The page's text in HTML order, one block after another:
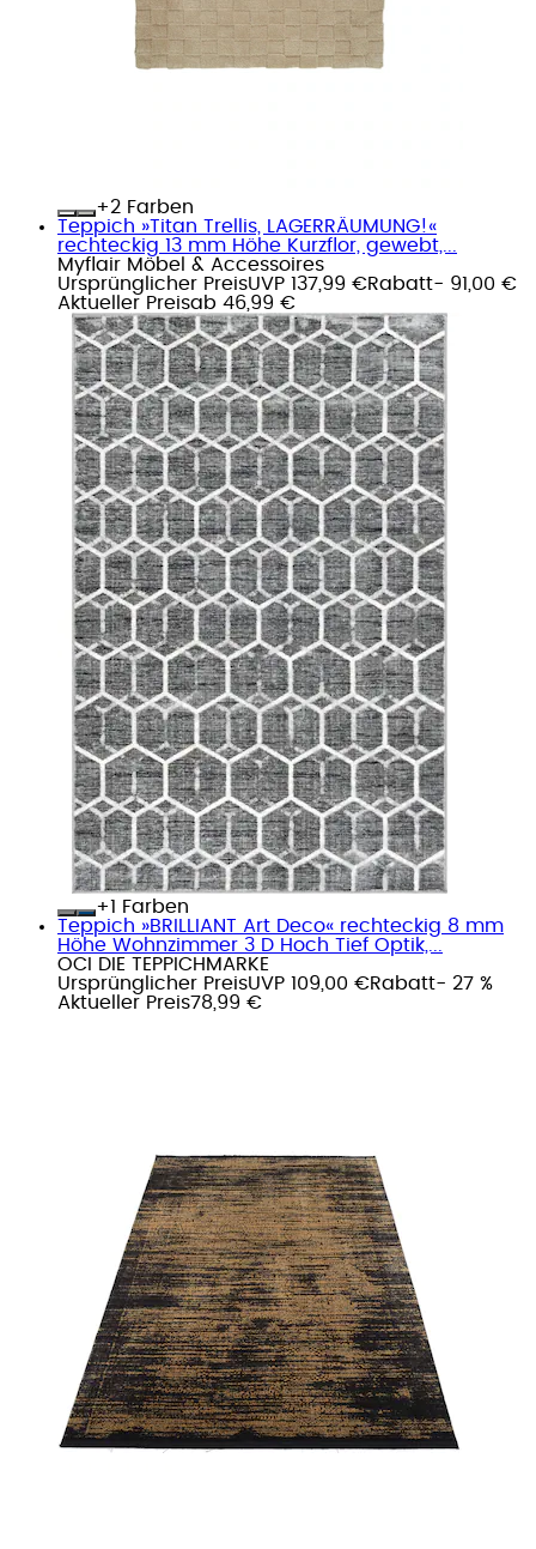
+
Farben
Teppich »Titan Trellis, LAGERRÄUMUNG!«
rechteckig 13 mm Höhe Kurzflor, gewebt,...
Myflair Möbel & Accessoires
Ursprünglicher PreisUVP 137,99 €Rabatt- 91,00 €
Aktueller Preisab 46,99 €
+
Farben
Teppich »BRILLIANT Art Deco« rechteckig 8 mm
Höhe Wohnzimmer 3 D Hoch Tief Optik,...
OCI DIE TEPPICHMARKE
Ursprünglicher PreisUVP 109,00 €Rabatt- 27 %
Aktueller Preis78,99 €